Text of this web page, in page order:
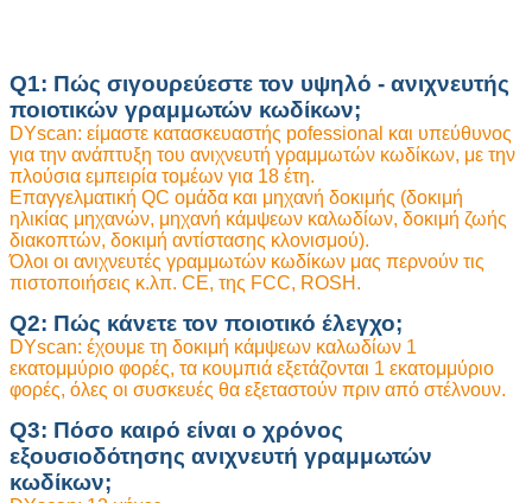
Q1: Πώς σιγουρεύεστε τον υψηλό - ανιχνευτής
ποιοτικών γραμμωτών κωδίκων;
DYscan: είμαστε κατασκευαστής pofessional και υπεύθυνος
για την ανάπτυξη του ανιχνευτή γραμμωτών κωδίκων, με την
πλούσια εμπειρία τομέων για 18 έτη.
Επαγγελματική QC ομάδα και μηχανή δοκιμής (δοκιμή
ηλικίας μηχανών, μηχανή κάμψεων καλωδίων, δοκιμή ζωής
διακοπτών, δοκιμή αντίστασης κλονισμού).
Όλοι οι ανιχνευτές γραμμωτών κωδίκων μας περνούν τις
πιστοποιήσεις κ.λπ. CE, της FCC, ROSH.
Q2: Πώς κάνετε τον ποιοτικό έλεγχο;
DYscan: έχουμε τη δοκιμή κάμψεων καλωδίων 1
εκατομμύριο φορές, τα κουμπιά εξετάζονται 1 εκατομμύριο
φορές, όλες οι συσκευές θα εξεταστούν πριν από στέλνουν.
Q3: Πόσο καιρό είναι ο χρόνος
εξουσιοδότησης ανιχνευτή γραμμωτών
κωδίκων;